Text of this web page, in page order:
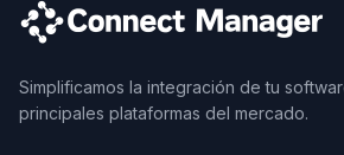
Simplificamos la integración de tu
principales plataformas del mercado.